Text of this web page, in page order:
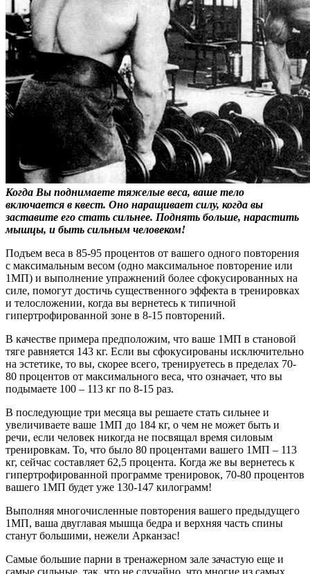
Когда Вы поднимаете тяжелые веса, ваше тело
включается в квест. Оно наращивает силу, когда вы
заставите его стать сильнее. Поднять больше, нарастить
мышцы, и быть сильным человеком!
Подъем веса в 85-95 процентов от вашего одного повторения
с максимальным весом (одно максимальное повторение или
1МП) и выполнение упражнений более сфокусированных на
силе, помогут достичь существенного эффекта в тренировках
и телосложении, когда вы вернетесь к типичной
гипертрофированной зоне в 8-15 повторений.
В качестве примера предположим, что ваше 1МП в становой
тяге равняется 143 кг. Если вы сфокусированы исключительно
на эстетике, то вы, скорее всего, тренируетесь в пределах 70-
80 процентов от максимального веса, что означает, что вы
подымаете 100 – 113 кг по 8-15 раз.
В последующие три месяца вы решаете стать сильнее и
увеличиваете ваше 1МП до 184 кг, о чем не может быть и
речи, если человек никогда не посвящал время силовым
тренировкам. То, что было 80 процентами вашего 1МП – 113
кг, сейчас составляет 62,5 процента. Когда же вы вернетесь к
гипертрофированной программе тренировок, 70-80 процентов
вашего 1МП будет уже 130-147 килограмм!
Выполняя многочисленные повторения вашего предыдущего
1МП, ваша двуглавая мышца бедра и верхняя часть спины
станут большими, нежели Арканзас!
Самые большие парни в тренажерном зале зачастую еще и
самые сильные, так, что не случайно, что многие из самых